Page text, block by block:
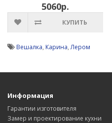
5060р.
КУПИТЬ
Вешалка, Карина,Лером
Информация
Гарантии изготовителя
Замер и проектирование кухни